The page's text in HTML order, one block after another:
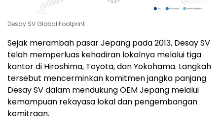
Desay SV Global Footprint
Sejak merambah pasar Jepang pada 2013, Desay SV
telah memperluas kehadiran lokalnya melalui tiga
kantor di Hiroshima, Toyota, dan Yokohama. Langkah
tersebut mencerminkan komitmen jangka panjang
Desay SV dalam mendukung OEM Jepang melalui
kemampuan rekayasa lokal dan pengembangan
kemitraan.